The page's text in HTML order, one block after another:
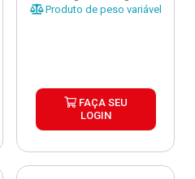
Produto de peso variável
FAÇA SEU
LOGIN